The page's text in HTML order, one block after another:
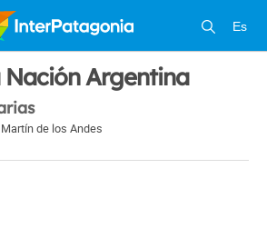
Es
1 / 1
Nación Argentina
de los Andes